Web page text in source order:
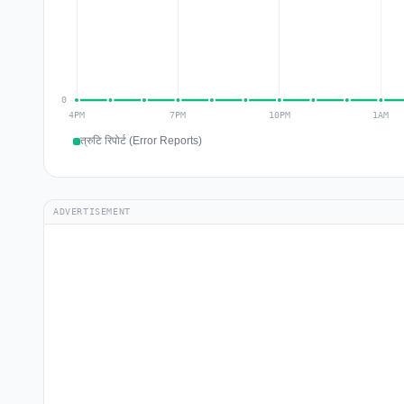
त्रुटि रिपोर्ट (Error Reports)
ADVERTISEMENT